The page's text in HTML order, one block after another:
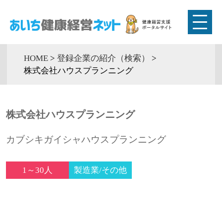
HOME > 登録企業の紹介（検索）
>
株式会社ハウスプランニング
株式会社ハウスプランニング
カブシキガイシャハウスプランニング
1～30人 製造業/その他